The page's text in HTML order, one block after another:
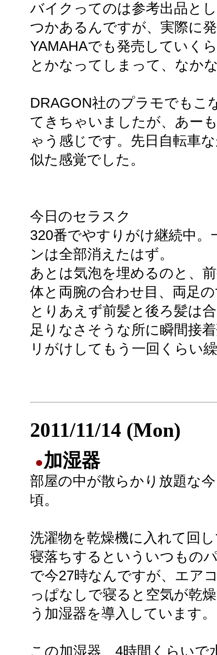
バイクってのは参考出品と
つかあるんですが、実際に
YAMAHAでも発売していく
とかなってしまって、なか
DRAGON社のプラモでもこ
てきちゃいましたが、あー
ゃう感じです。先日自転車
似た感覚でした。
今日のセラスク
320番でやすりがけ継続中
ンは全部消えたはず。
あとは気泡を埋めるのと、
体と両腕の合わせ目、両足
とりあえず前髪と後ろ髪は
足りなさそうな所に瞬間接
リがけしてもう一回くらい
2011/11/14 (Mon)
●加湿器
部屋の中が散らかり放題な
頃。
洗濯物を乾燥機に入れて回
寝落ちするといういつもの
で今27時なんですが、エア
っぱなしで寝ると空気が乾
う加湿器を導入しています。
この加湿器、4時間くらい